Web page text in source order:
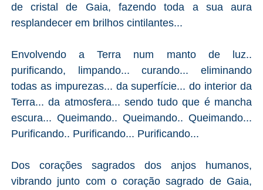
de cristal de Gaia, fazendo toda a sua aura
resplandecer em brilhos cintilantes...
Envolvendo a Terra num manto de luz..
purificando, limpando... curando... eliminando
todas as impurezas... da superfície... do interior da
Terra... da atmosfera... sendo tudo que é mancha
escura... Queimando.. Queimando.. Queimando...
Purificando.. Purificando... Purificando...
Dos corações sagrados dos anjos humanos,
vibrando junto com o coração sagrado de Gaia,